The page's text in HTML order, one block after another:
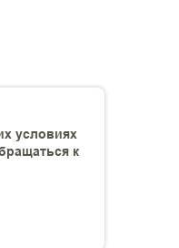
условиях
к